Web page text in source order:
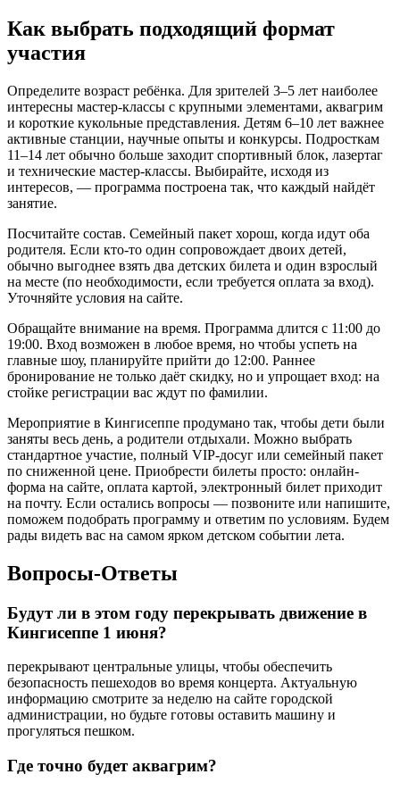
Как выбрать подходящий формат
участия
Определите возраст ребёнка. Для зрителей 3–5 лет наиболее
интересны мастер-классы с крупными элементами, аквагрим
и короткие кукольные представления. Детям 6–10 лет важнее
активные станции, научные опыты и конкурсы. Подросткам
11–14 лет обычно больше заходит спортивный блок, лазертаг
и технические мастер-классы. Выбирайте, исходя из
интересов, — программа построена так, что каждый найдёт
занятие.
Посчитайте состав. Семейный пакет хорош, когда идут оба
родителя. Если кто-то один сопровождает двоих детей,
обычно выгоднее взять два детских билета и один взрослый
на месте (по необходимости, если требуется оплата за вход).
Уточняйте условия на сайте.
Обращайте внимание на время. Программа длится с 11:00 до
19:00. Вход возможен в любое время, но чтобы успеть на
главные шоу, планируйте прийти до 12:00. Раннее
бронирование не только даёт скидку, но и упрощает вход: на
стойке регистрации вас ждут по фамилии.
Мероприятие в Кингисеппе продумано так, чтобы дети были
заняты весь день, а родители отдыхали. Можно выбрать
стандартное участие, полный VIP-досуг или семейный пакет
по сниженной цене. Приобрести билеты просто: онлайн-
форма на сайте, оплата картой, электронный билет приходит
на почту. Если остались вопросы — позвоните или напишите,
поможем подобрать программу и ответим по условиям. Будем
рады видеть вас на самом ярком детском событии лета.
Вопросы-Ответы
Будут ли в этом году перекрывать движение в
Кингисеппе 1 июня?
перекрывают центральные улицы, чтобы обеспечить
безопасность пешеходов во время концерта. Актуальную
информацию смотрите за неделю на сайте городской
администрации, но будьте готовы оставить машину и
прогуляться пешком.
Где точно будет аквагрим?